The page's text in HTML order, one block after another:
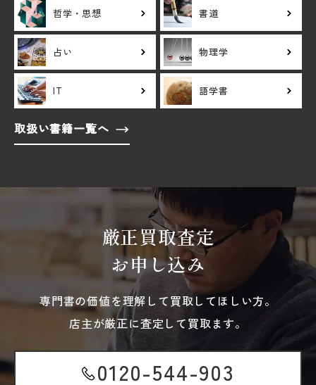
哲学・思想 書道
占い 物理学
IT 語学書
取扱い書籍一覧へ
厳正買取査定
お申し込み
専門書の価値を理解して買取してほしい方。
店主が厳正に査定して買取ます。
0120-544-903